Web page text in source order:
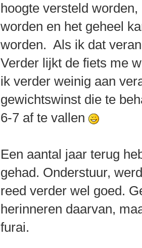
hoogte versteld
worden en het geheel
worden. Als ik dat
Verder lijkt de fiets me
ik verder weinig aan
gewichtswinst die te
6-7 af te vallen
Een aantal jaar terug
gehad. Onderstuur,
reed verder wel goed.
herinneren daarvan,
furai.